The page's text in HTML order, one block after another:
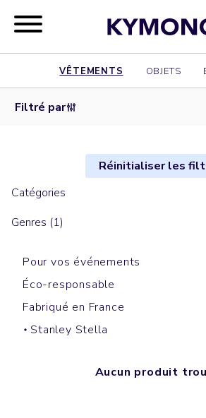
VÊTEMENTS OBJETS
Filtré par
Réinitialiser les
Catégories
Genres (1)
Pour vos événements
Éco-responsable
Fabriqué en France
Stanley Stella
Aucun produit